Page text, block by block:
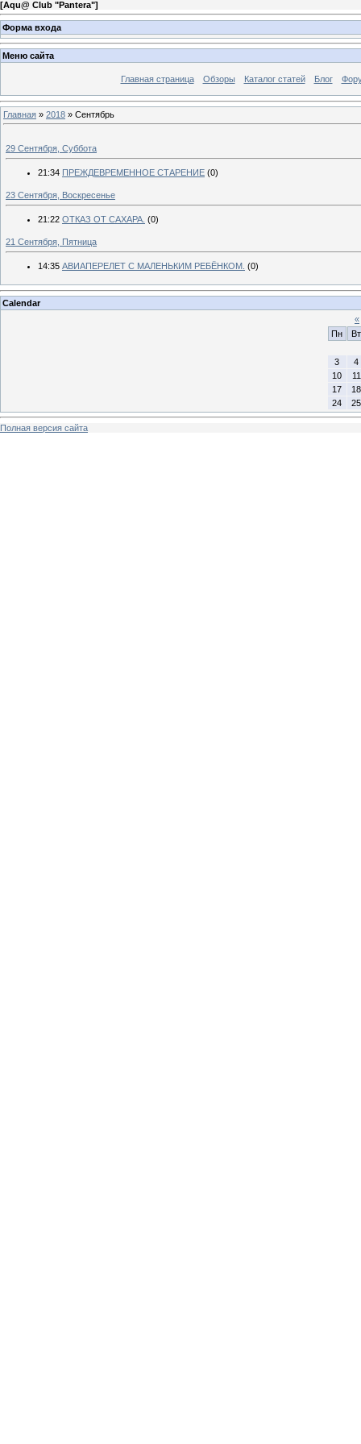
[Aqu@ Club "Pantera"]
Форма входа
Меню сайта
Главная страница Обзоры Каталог статей Блог
Главная » 2018 » Сентябрь
29 Сентября, Суббота
21:34 ПРЕЖДЕВРЕМЕННОЕ СТАРЕНИЕ (0)
23 Сентября, Воскресенье
21:22 ОТКАЗ ОТ САХАРА. (0)
21 Сентября, Пятница
14:35 АВИАПЕРЕЛЕТ С МАЛЕНЬКИМ РЕБЁНКОМ. (0)
Calendar
«
Пн
Вт
3
4
10
11
17
18
24
25
Полная версия сайта